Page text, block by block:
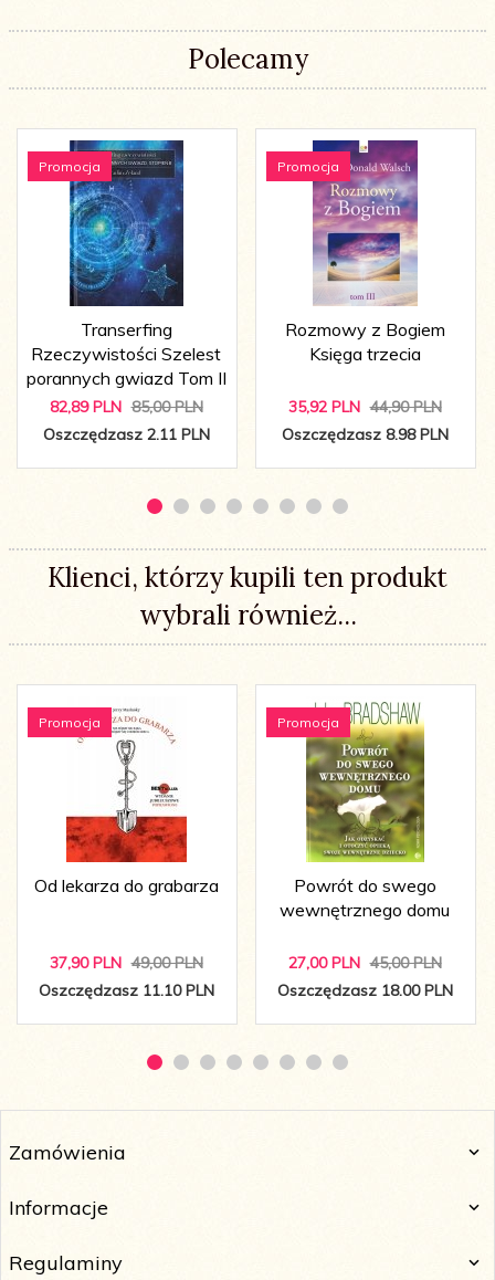
Polecamy
Promocja
Transerfing
Rzeczywistości Szelest
porannych gwiazd Tom II
82,89 PLN 85,00 PLN
Oszczędzasz 2.11 PLN
Promocja
Rozmowy z Bogiem
Księga trzecia
35,92 PLN 44,90 PLN
Oszczędzasz 8.98 PLN
Klienci, którzy kupili ten produkt
wybrali również...
Promocja
Od lekarza do grabarza
37,90 PLN 49,00 PLN
Oszczędzasz 11.10 PLN
Promocja
Powrót do swego
wewnętrznego domu
27,00 PLN 45,00 PLN
Oszczędzasz 18.00 PLN
Zamówienia
Informacje
Regulaminy